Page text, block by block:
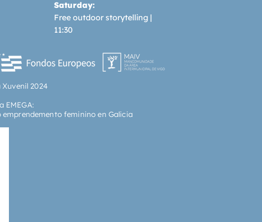
Saturday:
Free outdoor storytelling |
11:30
2024
EMEGA:
feminino en Galicia